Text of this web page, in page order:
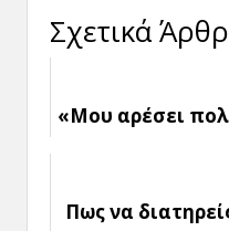
Σχετικά
«Μου αρέσει
Πως να